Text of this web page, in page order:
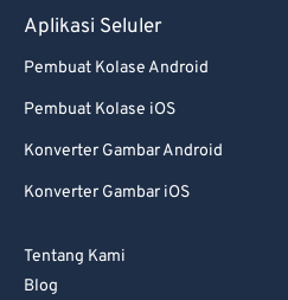
Aplikasi Seluler
Pembuat Kolase Android
Pembuat Kolase iOS
Konverter Gambar Android
Konverter Gambar iOS
Tentang Kami
Blog